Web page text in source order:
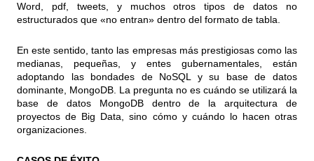
Word, pdf, tweets, y muchos otros tipos de datos no
estructurados que «no entran» dentro del formato de tabla.
En este sentido, tanto las empresas más prestigiosas como las
medianas, pequeñas, y entes gubernamentales, están
adoptando las bondades de NoSQL y su base de datos
dominante, MongoDB. La pregunta no es cuándo se utilizará la
base de datos MongoDB dentro de la arquitectura de
proyectos de Big Data, sino cómo y cuándo lo hacen otras
organizaciones.